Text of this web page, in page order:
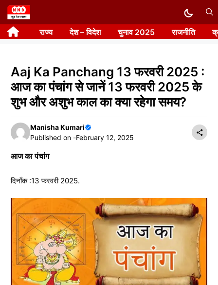
Skip
to
content राज्य देश – विदेश चुनाव 2025 राजनीति
Aaj Ka Panchang 13 फरवरी 2025 :
आज का पंचांग से जानें 13 फरवरी 2025 के
शुभ और अशुभ काल का क्या रहेगा समय?
Manisha Kumari
Published on -February 12, 2025
आज का पंचांग
दिनाँक :13 फरवरी 2025.